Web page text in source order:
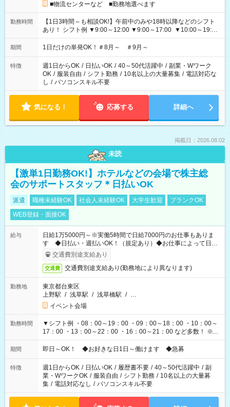
■物流センターなど ■勤務地選べます
勤務時間
【1日3時間～も相談OK!】午前中のみや18時以降などのシフト
あり！ シフト例 ▼9:00～12:00 ▼9:00～17:00 ▼10:00～19:00
▼18:00～21:00
期間 1日だけの単発OK！＃8月～ ＃9月～
特徴 週1日からOK / 日払いOK / 40～50代活躍中 / 副業・Wワーク
OK / 服装自由 / シフト勤務 / 10名以上の大量募集 / 電話対応な
し / パソコンスキル不要
気になる！ 応募する 詳細へ
掲載日：2026.08.02
未読
【激単1日勤務OK!】ホテルなどの会場で株主総
会のサポートスタッフ＊日払いOK
派遣 職種未経験OK 社会人未経験OK 大学生歓迎
ブランクOK
WEB登録・面接OK
給与
日給1万5000円～※実働5時間で日給7000円のお仕事もありま
す ◆日払い・週払いOK！（規定あり）◆お仕事によって日給
も異なります
交通費別途支給あり
交通費 交通費別途支給あり(勤務地により異なります)
勤務地
東京都台東区
上野駅 / 浅草駅 / 浅草橋駅 / …
イベント会場
勤務時間
▼シフト例 ・08：00～19：00 ・09：00～18：00 ・10：00～
17：00 ・13：00～22：00 ・16：00～21：00 など多数！ ※お
仕事により勤務時間が異なります
期間 即日～OK！ ◆お好きな日1日～働けます ◆急募
特徴 週1日からOK / 日払いOK / 履歴書不要 / 40～50代活躍中 / 副
業・WワークOK / 服装自由 / シフト勤務 / 10名以上の大量募
集 / 電話対応なし / パソコンスキル不要